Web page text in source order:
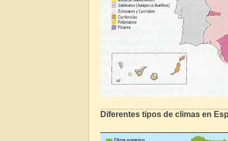
Diferentes tipos de climas en